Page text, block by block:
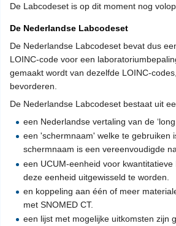
De Labcodeset is op dit moment nog
De Nederlandse Labcodeset
De Nederlandse Labcodeset bevat dus
LOINC-code voor een
gemaakt wordt van dezelfde LOINC-
bevorderen.
De Nederlandse Labcodeset bestaat uit
een Nederlandse vertaling van de
een 'schermnaam' welke te gebruiken
schermnaam is een vereenvoudigde
een UCUM-eenheid voor
deze eenheid uitgewisseld te worden.
en koppeling aan één of meer
met SNOMED CT.
een lijst met mogelijke uitkomsten zijn